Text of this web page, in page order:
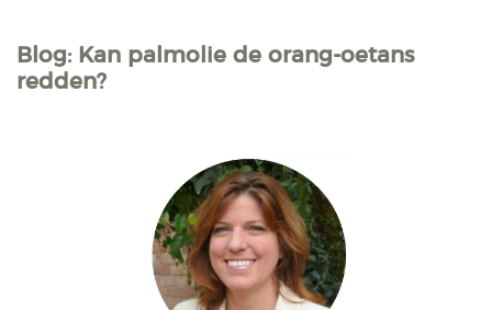
Blog: Kan palmolie de orang-oetans
redden?